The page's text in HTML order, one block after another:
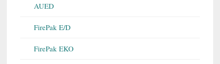
AUED
FirePak E/D
FirePak EKO